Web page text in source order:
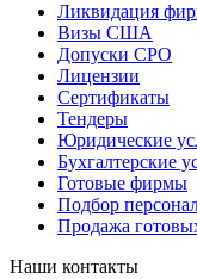
Ликвидация
Визы США
Допуски СРО
Лицензии
Сертификаты
Тендеры
Юридические
Бухгалтерские
Готовые фирмы
Подбор
Продажа
Наши контакты